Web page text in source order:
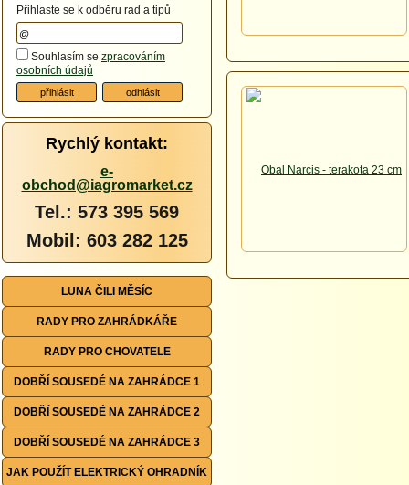
Přihlaste se k odběru rad a tipů
Souhlasím se zpracováním
osobních údajů
Rychlý kontakt:
e-
obchod@iagromarket.cz
Tel.: 573 395 569
Mobil: 603 282 125
LUNA ČILI MĚSÍC
RADY PRO ZAHRÁDKÁŘE
RADY PRO CHOVATELE
DOBŘÍ SOUSEDÉ NA ZAHRÁDCE 1
DOBŘÍ SOUSEDÉ NA ZAHRÁDCE 2
DOBŘÍ SOUSEDÉ NA ZAHRÁDCE 3
JAK POUŽÍT ELEKTRICKÝ OHRADNÍK